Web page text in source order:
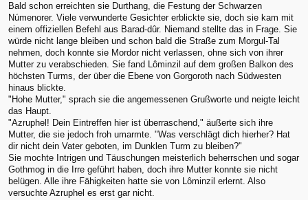
Bald schon erreichten sie Durthang, die Festung der Schwarzen
Númenorer. Viele verwunderte Gesichter erblickte sie, doch sie kam mit
einem offiziellen Befehl aus Barad-dûr. Niemand stellte das in Frage. Sie
würde nicht lange bleiben und schon bald die Straße zum Morgul-Tal
nehmen, doch konnte sie Mordor nicht verlassen, ohne sich von ihrer
Mutter zu verabschieden. Sie fand Lôminzil auf dem großen Balkon des
höchsten Turms, der über die Ebene von Gorgoroth nach Südwesten
hinaus blickte.
"Hohe Mutter," sprach sie die angemessenen Grußworte und neigte leicht
das Haupt.
"Azruphel! Dein Eintreffen hier ist überraschend," äußerte sich ihre
Mutter, die sie jedoch froh umarmte. "Was verschlägt dich hierher? Hat
dir nicht dein Vater geboten, im Dunklen Turm zu bleiben?"
Sie mochte Intrigen und Täuschungen meisterlich beherrschen und sogar
Gothmog in die Irre geführt haben, doch ihre Mutter konnte sie nicht
belügen. Alle ihre Fähigkeiten hatte sie von Lôminzil erlernt. Also
versuchte Azruphel es erst gar nicht.